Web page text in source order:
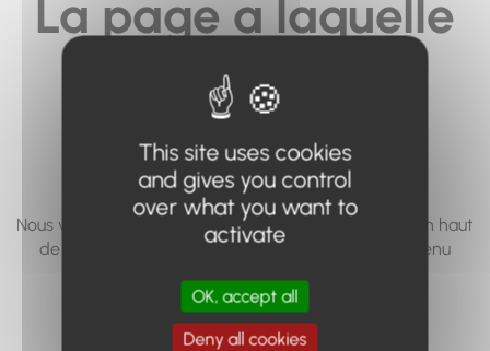
La page a laquelle
vous cherchez à
accéder n'existe
pas... ou plus.
Nous vous invitons à utiliser le moteur de recherche en haut
de page, ou à utiliser le menu pour trouver le contenu
Retour à l'accueil
This site uses cookies
and gives you control
over what you want to
activate
OK, accept all
Deny all cookies